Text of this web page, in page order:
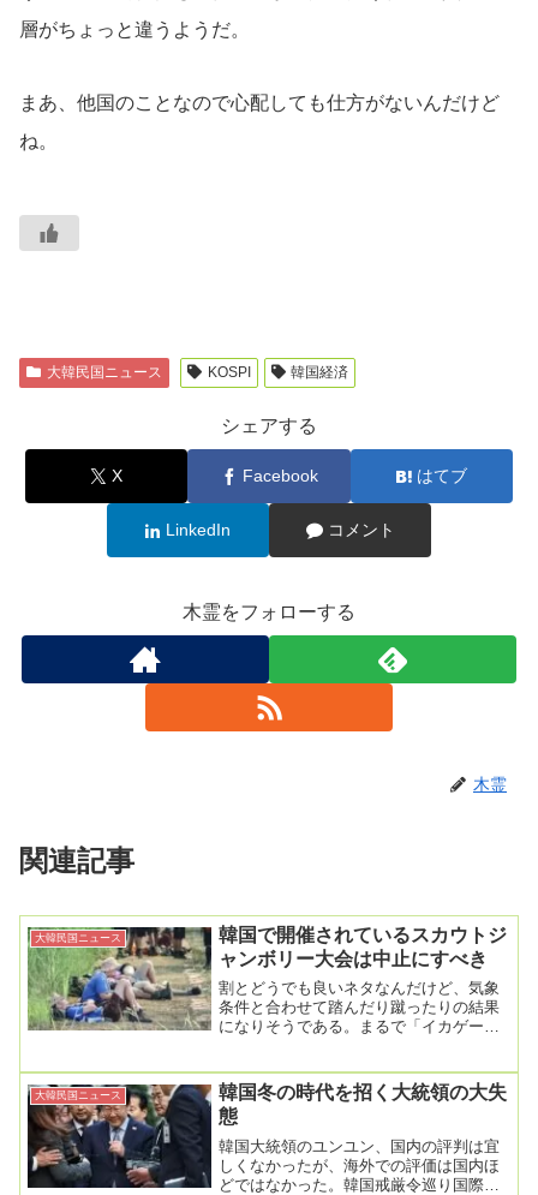
層がちょっと違うようだ。
まあ、他国のことなので心配しても仕方がないんだけど
ね。
大韓民国ニュース KOSPI 韓国経済
シェアする
X Facebook はてブ
LinkedIn コメント
木霊をフォローする
木霊
関連記事
大韓民国ニュース
韓国で開催されているスカウトジ
ャンボリー大会は中止にすべき
割とどうでも良いネタなんだけど、気象
条件と合わせて踏んだり蹴ったりの結果
になりそうである。まるで「イカゲー
大韓民国ニュース
韓国冬の時代を招く大統領の大失
態
韓国大統領のユンユン、国内の評判は宜
しくなかったが、海外での評価は国内ほ
どではなかった。韓国戒厳令巡り国際的